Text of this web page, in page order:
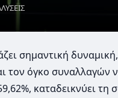
σημαντική
τον όγκο συναλλαγών
καταδεικνύει